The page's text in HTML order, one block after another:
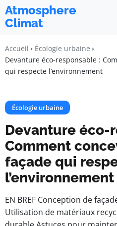
Atmosphere
Climat
Accueil
Écologie urbaine
Devanture éco-responsable :
qui respecte l’environnement
Écologie urbaine
Devanture éco-
Comment
façade qui
l’environnement
EN BREF Conception de
Utilisation de matériaux